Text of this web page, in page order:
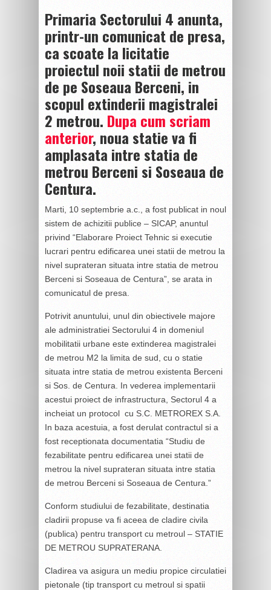
Primaria Sectorului 4 anunta,
printr-un comunicat de presa,
ca scoate la licitatie
proiectul noii statii de metrou
de pe Soseaua Berceni, in
scopul extinderii magistralei
2 metrou. Dupa cum scriam
anterior, noua statie va fi
amplasata intre statia de
metrou Berceni si Soseaua de
Centura.
Marti, 10 septembrie a.c., a fost publicat in noul
sistem de achizitii publice – SICAP, anuntul
privind “Elaborare Proiect Tehnic si executie
lucrari pentru edificarea unei statii de metrou la
nivel suprateran situata intre statia de metrou
Berceni si Soseaua de Centura”, se arata in
comunicatul de presa.
Potrivit anuntului, unul din obiectivele majore
ale administratiei Sectorului 4 in domeniul
mobilitatii urbane este extinderea magistralei
de metrou M2 la limita de sud, cu o statie
situata intre statia de metrou existenta Berceni
si Sos. de Centura. In vederea implementarii
acestui proiect de infrastructura, Sectorul 4 a
incheiat un protocol cu S.C. METROREX S.A.
In baza acestuia, a fost derulat contractul si a
fost receptionata documentatia “Studiu de
fezabilitate pentru edificarea unei statii de
metrou la nivel suprateran situata intre statia
de metrou Berceni si Soseaua de Centura.”
Conform studiului de fezabilitate, destinatia
cladirii propuse va fi aceea de cladire civila
(publica) pentru transport cu metroul – STATIE
DE METROU SUPRATERANA.
Cladirea va asigura un mediu propice circulatiei
pietonale (tip transport cu metroul si spatii